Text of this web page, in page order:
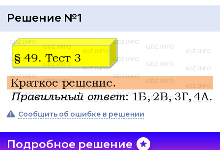
Решение №1
Сообщить об ошибке в решении
Подробное решение